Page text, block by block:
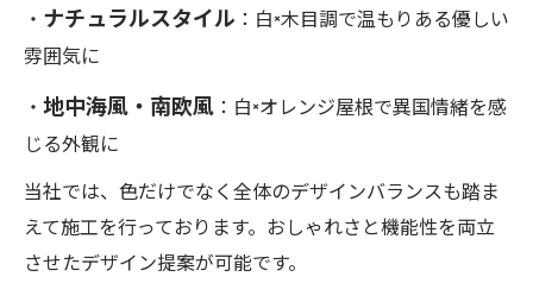
・ ナチュラルスタイル ：白×木目調で温もりある優しい
雰囲気に
・ 地中海風・南欧風 ：白×オレンジ屋根で異国情緒を感
じる外観に
当社では、色だけでなく全体のデザインバランスも踏ま
えて施工を行っております。おしゃれさと機能性を両立
させたデザイン提案が可能です。